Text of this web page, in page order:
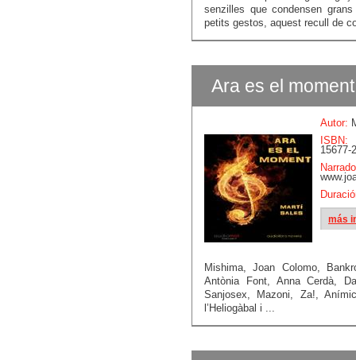
senzilles que condensen
petits gestos, aquest recull de
Ara es el
Autor:
ISBN:
15677-
más
Mishima, Joan Colomo,
Antònia Font, Anna Cerdà,
Sanjosex, Mazoni, Za!,
l’Heliogàbal i ...